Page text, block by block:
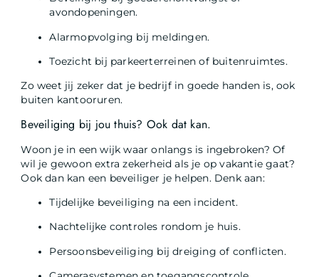
avondopeningen.
Alarmopvolging bij meldingen.
Toezicht bij parkeerterreinen of buitenruimtes.
Zo weet jij zeker dat je bedrijf in goede handen is, ook
buiten kantooruren.
Beveiliging bij jou thuis? Ook dat kan.
Woon je in een wijk waar onlangs is ingebroken? Of
wil je gewoon extra zekerheid als je op vakantie gaat?
Ook dan kan een beveiliger je helpen. Denk aan:
Tijdelijke beveiliging na een incident.
Nachtelijke controles rondom je huis.
Persoonsbeveiliging bij dreiging of conflicten.